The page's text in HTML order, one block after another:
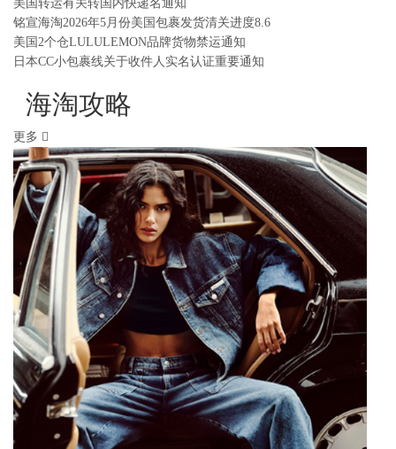
美国转运有关转国内快递名通知
铭宣海淘2026年5月份美国包裹发货清关进度8.6
美国2个仓LULULEMON品牌货物禁运通知
日本CC小包裹线关于收件人实名认证重要通知
海淘攻略
更多